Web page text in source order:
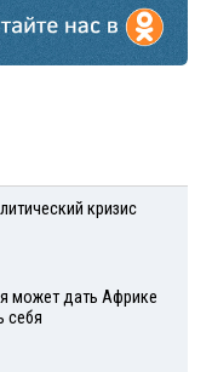
кризис
может дать Африке
себя